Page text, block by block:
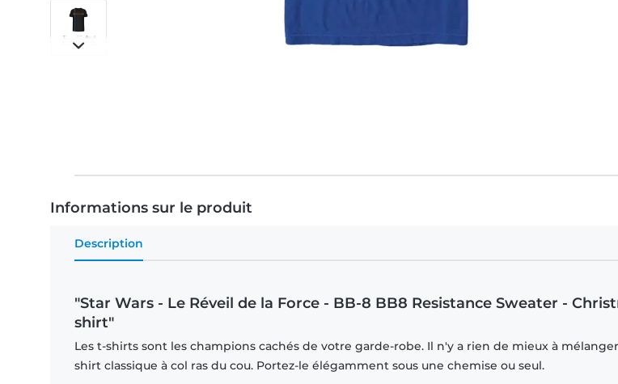
Informations sur le produit
Description
"Star Wars - Le Réveil de la Force - BB-8 BB8 Resistance Sweater -
shirt"
Les t-shirts sont les champions cachés de votre garde-robe. Il n'y a rien de mieux à
shirt classique à col ras du cou. Portez-le élégamment sous une chemise ou seul.